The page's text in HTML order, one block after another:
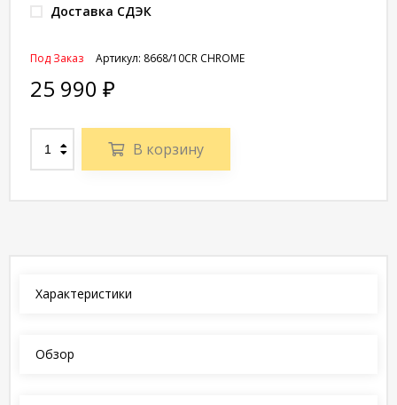
Доставка СДЭК
Артикул: 8668/10CR CHROME
Под Заказ
25 990 ₽
В корзину
Характеристики
Обзор